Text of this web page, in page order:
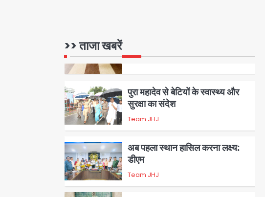
>> ताजा खबरें
5
1
पुरा महादेव से बेटियों के स्वास्थ्य और
सुरक्षा का संदेश
Team JHJ
2
अब पहला स्थान हासिल करना लक्ष्य:
डीएम
Team JHJ